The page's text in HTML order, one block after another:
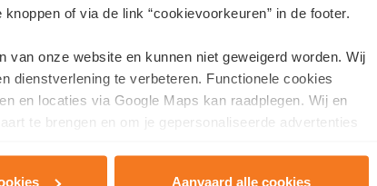
of via de link “cookievoorkeuren” in de footer.
onze website en kunnen niet geweigerd worden. Wij
dienstverlening te verbeteren. Functionele cookies
en locaties via Google Maps kan raadplegen. Wij en
te brengen en om je gepersonaliseerde advertenties
Aanvaard alle cookies
ce projet ou prendre rendez-vous?
dans les plus brefs délais.